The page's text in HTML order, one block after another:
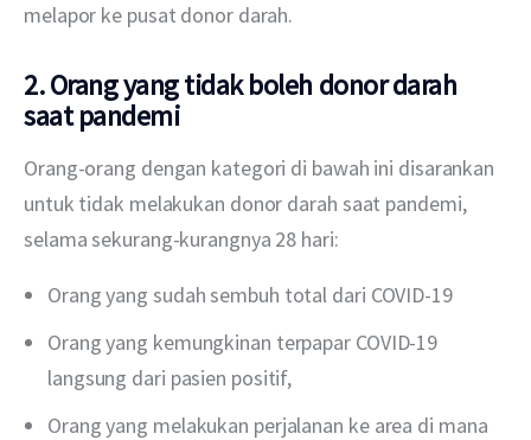
melapor ke pusat donor darah.
2. Orang yang tidak boleh donor darah
saat pandemi
Orang-orang dengan kategori di bawah ini disarankan
untuk tidak melakukan donor darah saat pandemi,
selama sekurang-kurangnya 28 hari:
Orang yang sudah sembuh total dari COVID-19
Orang yang kemungkinan terpapar COVID-19
langsung dari pasien positif,
Orang yang melakukan perjalanan ke area di mana